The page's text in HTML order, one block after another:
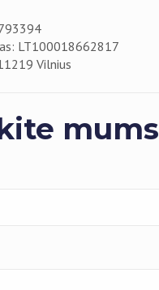
LT100018662817
Vilnius
mums